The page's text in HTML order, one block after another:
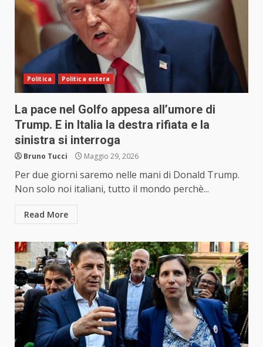
Politica Politica estera
La pace nel Golfo appesa all’umore di
Trump. E in Italia la destra rifiata e la
sinistra si interroga
Bruno Tucci Maggio 29, 2026
Per due giorni saremo nelle mani di Donald Trump.
Non solo noi italiani, tutto il mondo perchè...
Read More